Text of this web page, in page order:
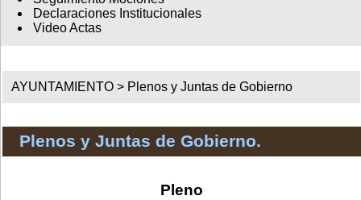
Declaraciones Institucionales
Video Actas
AYUNTAMIENTO > Plenos y Juntas de Gobierno
Plenos y Juntas de Gobierno.
Pleno